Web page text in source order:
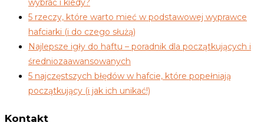
wybrać i kiedy?
5 rzeczy, które warto mieć w podstawowej wyprawce
hafciarki (i do czego służą)
Najlepsze igły do haftu – poradnik dla początkujących i
średniozaawansowanych
5 najczęstszych błędów w hafcie, które popełniają
początkujący (i jak ich unikać!)
Kontakt